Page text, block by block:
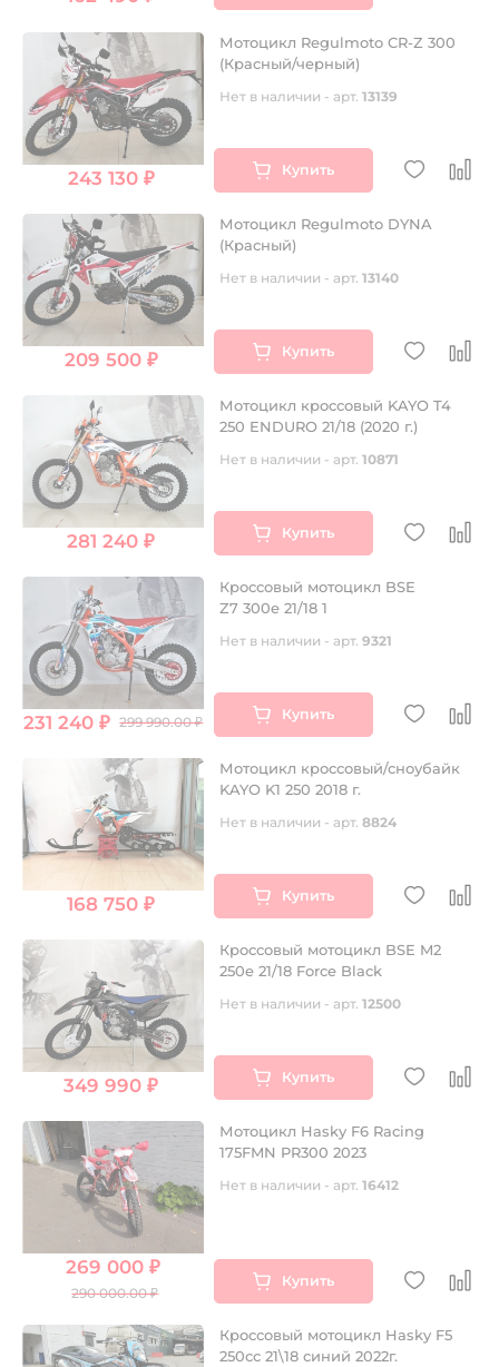
243 130 ₽
Мотоцикл Regulmoto CR-Z 300
(Красный/черный)
Нет в наличии - арт.13139
Купить
209 500 ₽
Мотоцикл Regulmoto DYNA
(Красный)
Нет в наличии - арт.13140
Купить
281 240 ₽
Мотоцикл кроссовый KAYO T4
250 ENDURO 21/18 (2020 г.)
Нет в наличии - арт.10871
Купить
231 240 ₽ 299 990.00 ₽
Кроссовый мотоцикл BSE
Z7 300e 21/18 1
Нет в наличии - арт.9321
Купить
168 750 ₽
Мотоцикл кроссовый/сноубайк
KAYO K1 250 2018 г.
Нет в наличии - арт.8824
Купить
349 990 ₽
Кроссовый мотоцикл BSE M2
250e 21/18 Force Black
Нет в наличии - арт.12500
Купить
269 000 ₽
290 000.00 ₽
Мотоцикл Hasky F6 Racing
175FMN PR300 2023
Нет в наличии - арт.16412
Купить
Кроссовый мотоцикл Hasky F5
250сс 21\18 синий 2022г.